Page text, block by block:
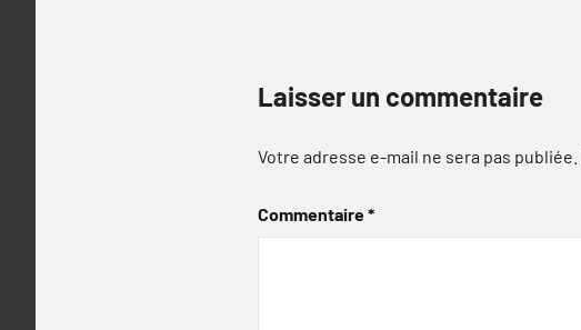
Laisser un commentaire
Votre adresse e-mail ne sera pas publiée.
Commentaire*